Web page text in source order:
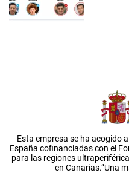
Esta empresa se ha acogido
España cofinanciadas con el
para las regiones
en Canarias.”Una